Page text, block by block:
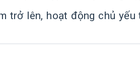
trở lên, hoạt động chủ